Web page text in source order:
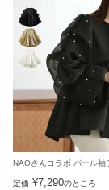
定価 ¥7,290のところ